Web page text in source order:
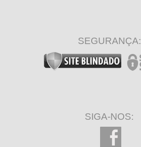
SEGURANÇA:
SIGA-NOS: